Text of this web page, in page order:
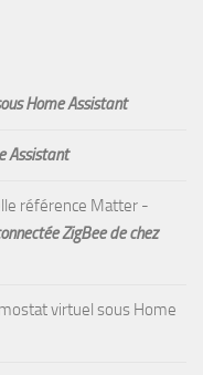
Home Assistant
Assistant
référence Matter -
ZigBee de chez
virtuel sous Home